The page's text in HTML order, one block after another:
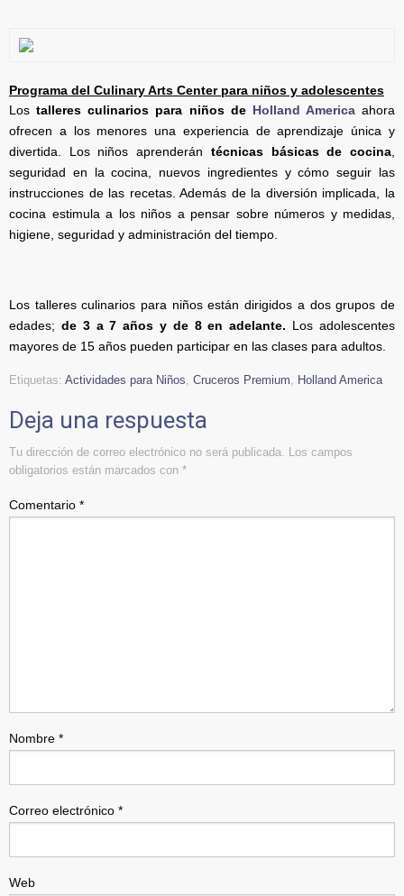
Programa del Culinary Arts Center para niños y adolescentes
Lostalleres culinarios para niños de Holland Americaahora
ofrecen a los menores una experiencia de aprendizaje única y
divertida. Los niños aprenderán técnicas básicas de cocina
seguridad en la cocina, nuevos ingredientes y cómo seguir las
instrucciones de las recetas. Además de la diversión implicada, la
cocina estimula a los niños a pensar sobre números y medidas,
higiene, seguridad y administración del tiempo.
Los talleres culinarios para niños están dirigidos a dos grupos de
edades; de 3 a 7 años y de 8 en adelante. Los adolescentes
mayores de 15 años pueden participar en las clases para adultos.
Etiquetas: Actividades para Niños, Cruceros Premium, Holland America
Deja una respuesta
Tu dirección de correo electrónico no será publicada. Los campos
obligatorios están marcados con *
Comentario *
Nombre *
Correo electrónico *
Web